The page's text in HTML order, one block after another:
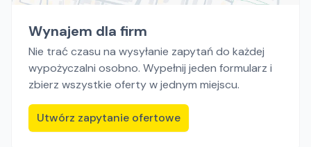
Wynajem dla firm
Nie trać czasu na wysyłanie zapytań do każdej
wypożyczalni osobno. Wypełnij jeden formularz i
zbierz wszystkie oferty w jednym miejscu.
Utwórz zapytanie ofertowe